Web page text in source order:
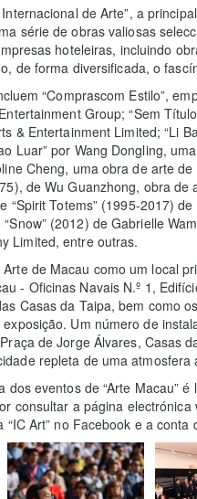
de Arte”, a
série de obras valiosas
hoteleiras, incluindo
de forma diversificada, o
“Comprascom Estilo”,
Group; “Sem
& Entertainment Limited; “Li
Luar” por Wang Dongling,
Cheng, uma obra de arte
de Wu Guanzhong, obra
“Spirit Totems” (1995-2017)
(2012) de Gabrielle
Limited, entre outras.
de Macau como um local
- Oficinas Navais N.º 1,
Casas da Taipa, bem como
Um número de
de Jorge Álvares, Casas
repleta de uma atmosfera
dos eventos de “Arte Macau”
consultar a página electrónica
Art” no Facebook e a